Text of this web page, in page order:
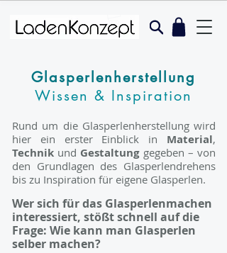
Glasperlenherstellung
Wissen & Inspiration
Rund um die Glasperlenherstellung wird
hier ein erster Einblick in Material,
Technik und Gestaltung gegeben – von
den Grundlagen des Glasperlendrehens
bis zu Inspiration für eigene Glasperlen.
Wer sich für das Glasperlenmachen
interessiert, stößt schnell auf die
Frage: Wie kann man Glasperlen
selber machen?